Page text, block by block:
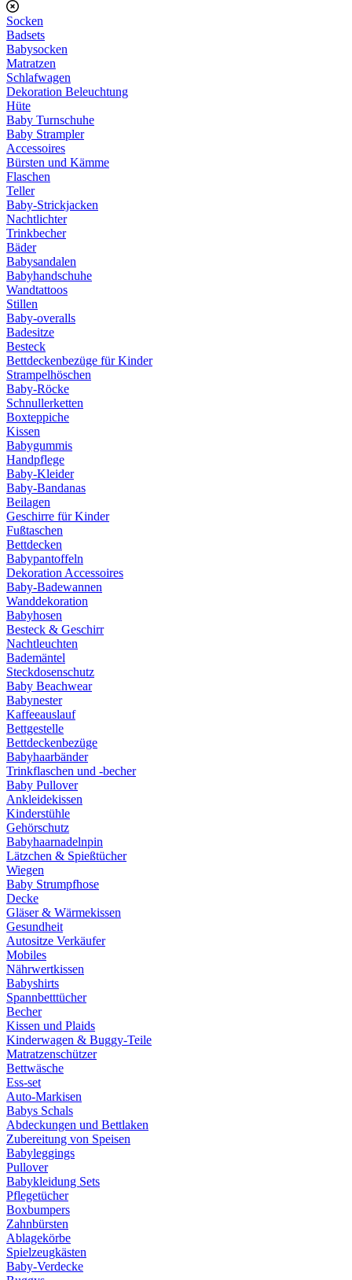
Socken
Badsets
Babysocken
Matratzen
Schlafwagen
Dekoration Beleuchtung
Hüte
Baby Turnschuhe
Baby Strampler
Accessoires
Bürsten und Kämme
Flaschen
Teller
Baby-Strickjacken
Nachtlichter
Trinkbecher
Bäder
Babysandalen
Babyhandschuhe
Wandtattoos
Stillen
Baby-overalls
Badesitze
Besteck
Bettdeckenbezüge für Kinder
Strampelhöschen
Baby-Röcke
Schnullerketten
Boxteppiche
Kissen
Babygummis
Handpflege
Baby-Kleider
Baby-Bandanas
Beilagen
Geschirre für Kinder
Fußtaschen
Bettdecken
Babypantoffeln
Dekoration Accessoires
Baby-Badewannen
Wanddekoration
Babyhosen
Besteck & Geschirr
Nachtleuchten
Bademäntel
Steckdosenschutz
Baby Beachwear
Babynester
Kaffeeauslauf
Bettgestelle
Bettdeckenbezüge
Babyhaarbänder
Trinkflaschen und -becher
Baby Pullover
Ankleidekissen
Kinderstühle
Gehörschutz
Babyhaarnadelnpin
Lätzchen & Spießtücher
Wiegen
Baby Strumpfhose
Decke
Gläser & Wärmekissen
Gesundheit
Autositze Verkäufer
Mobiles
Nährwertkissen
Babyshirts
Spannbetttücher
Becher
Kissen und Plaids
Kinderwagen & Buggy-Teile
Matratzenschützer
Bettwäsche
Ess-set
Auto-Markisen
Babys Schals
Abdeckungen und Bettlaken
Zubereitung von Speisen
Babyleggings
Pullover
Babykleidung Sets
Pflegetücher
Boxbumpers
Zahnbürsten
Ablagekörbe
Spielzeugkästen
Baby-Verdecke